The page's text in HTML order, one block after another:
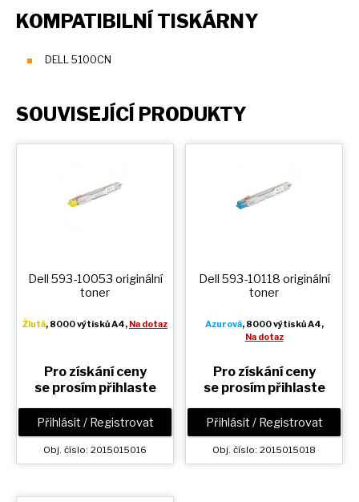
KOMPATIBILNÍ TISKÁRNY
DELL 5100CN
SOUVISEJÍCÍ PRODUKTY
Dell 593-10053 originální
toner
Žlutá, 8000 výtisků A4, Na dotaz
Pro získání ceny
se prosím přihlaste
Přihlásit / Registrovat
Obj. číslo: 2015015016
Dell 593-10118 originální
toner
Azurová, 8000 výtisků A4,
Na dotaz
Pro získání ceny
se prosím přihlaste
Přihlásit / Registrovat
Obj. číslo: 2015015018